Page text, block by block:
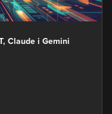
Claude i Gemini